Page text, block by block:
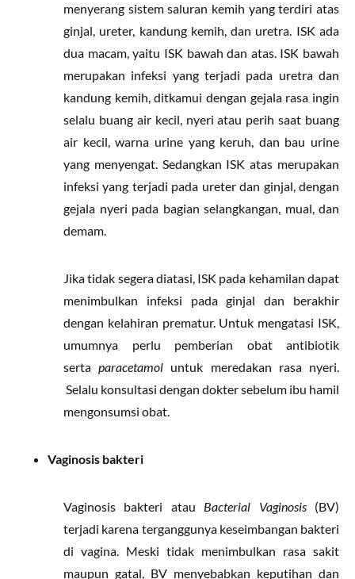
menyerang sistem saluran kemih yang terdiri atas
ginjal, ureter, kandung kemih, dan uretra. ISK ada
dua macam, yaitu ISK bawah dan atas. ISK bawah
merupakan infeksi yang terjadi pada uretra dan
kandung kemih, ditkamui dengan gejala rasa ingin
selalu buang air kecil, nyeri atau perih saat buang
air kecil, warna urine yang keruh, dan bau urine
yang menyengat. Sedangkan ISK atas merupakan
infeksi yang terjadi pada ureter dan ginjal, dengan
gejala nyeri pada bagian selangkangan, mual, dan
demam.
Jika tidak segera diatasi, ISK pada kehamilan dapat
menimbulkan infeksi pada ginjal dan berakhir
dengan kelahiran prematur. Untuk mengatasi ISK,
umumnya perlu pemberian obat antibiotik
sertaparacetamol untuk meredakan rasa nyeri.
Selalu konsultasi dengan dokter sebelum ibu hamil
mengonsumsi obat.
Vaginosis bakteri
Vaginosis bakteri atau Bacterial Vaginosis(BV)
terjadi karena terganggunya keseimbangan bakteri
di vagina. Meski tidak menimbulkan rasa sakit
maupun gatal, BV menyebabkan keputihan dan